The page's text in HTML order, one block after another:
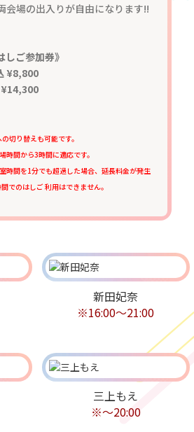
会場の出入りが自由になります!!
ご参加券》
¥8,800
切り替えも可能です。
時間から3時間に適応です。
時間を1分でも超過した場合、延長料金が発生
でのはしご 利用はできません。
新田妃奈
※16:00〜21:00
三上もえ
※～20:00